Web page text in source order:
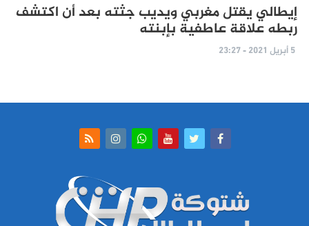
إيطالي يقتل مغربي ويديب جثته بعد أن اكتشف
ربطه علاقة عاطفية بإبنته
5 أبريل 2021 - 23:27